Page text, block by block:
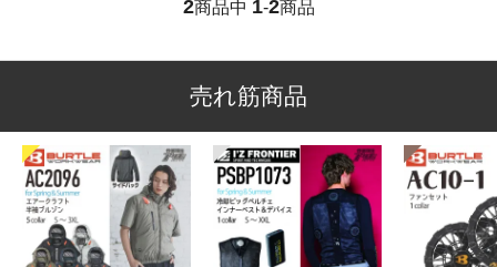
2商品中 1-2商品
売れ筋商品